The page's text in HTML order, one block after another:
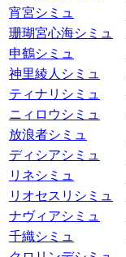
宵宮シミュ
珊瑚宮心海シミュ
申鶴シミュ
神里綾人シミュ
ティナリシミュ
ニィロウシミュ
放浪者シミュ
ディシアシミュ
リネシミュ
リオセスリシミュ
ナヴィアシミュ
千織シミュ